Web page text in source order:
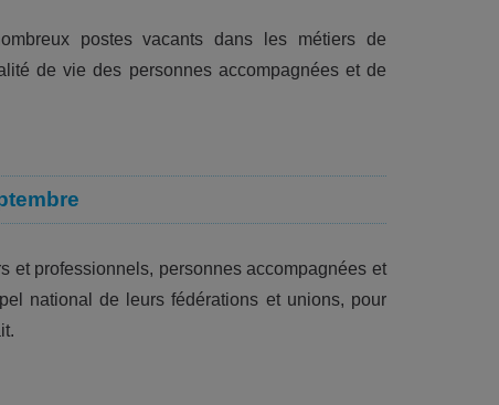
postes vacants dans les métiers de
de vie des personnes accompagnées et de
et professionnels, personnes accompagnées et
national de leurs fédérations et unions, pour